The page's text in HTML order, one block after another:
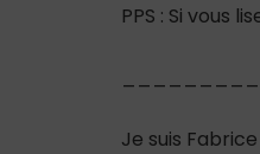
PPS : Si vous
Je suis